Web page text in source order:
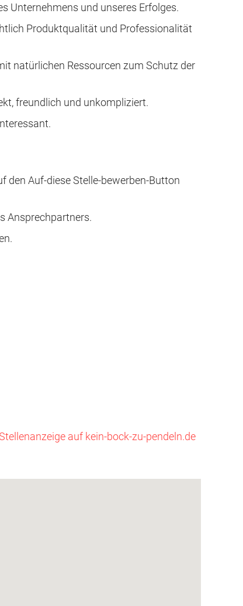
Unternehmens und unseres Erfolges.
Produktqualität und Professionalität
natürlichen Ressourcen zum Schutz der
freundlich und unkompliziert.
den Auf-diese Stelle-bewerben-Button
Ansprechpartners.
auf kein-bock-zu-pendeln.de